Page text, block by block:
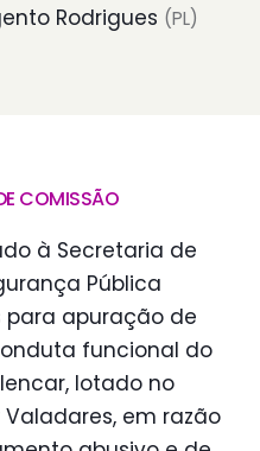
Rodrigues (PL)
COMISSÃO
à Secretaria de
Pública
para apuração de
funcional do
lotado no
em razão